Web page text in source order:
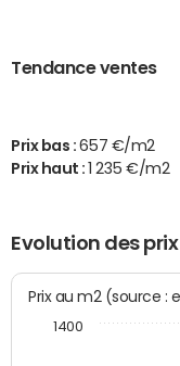
Tendance ventes
Prix bas : 657 €/m2
Prix haut :
1 235 €/m2
Evolution des
Prix au m2
1400